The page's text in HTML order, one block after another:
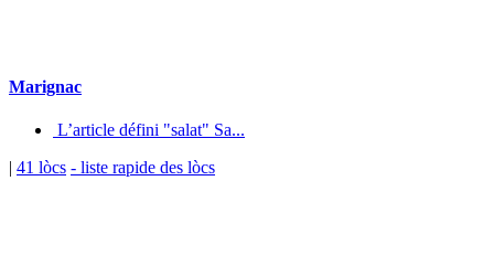
Marignac
L’article défini "salat" Sa...
| 41 lòcs - liste rapide des lòcs